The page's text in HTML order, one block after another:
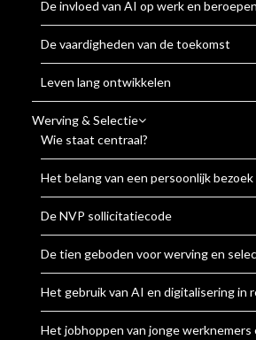
De invloed van AI op werk en beroepen
De vaardigheden van de toekomst
Leven lang ontwikkelen
Werving & Selectie
Wie staat centraal?
Het belang van een persoonlijk bezoek
De NVP sollicitatiecode
De tien geboden voor werving en
Het gebruik van AI en digitalisering in
Het jobhoppen van jonge werknemers